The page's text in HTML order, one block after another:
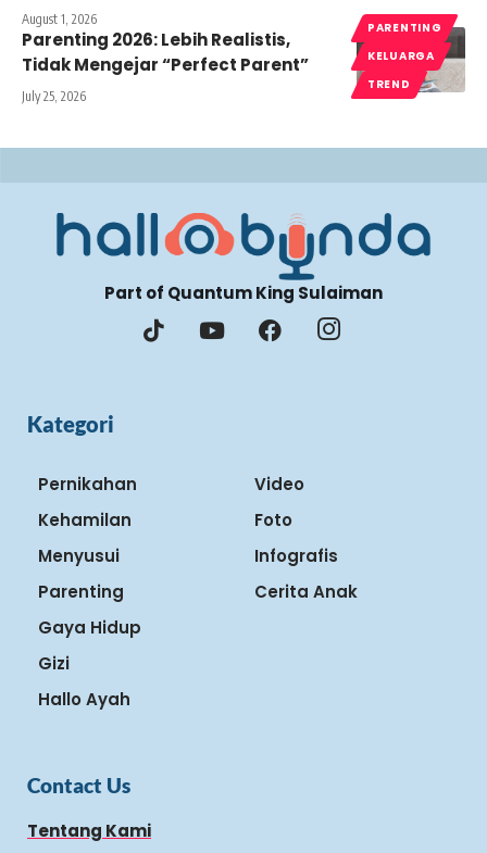
August 1, 2026
PARENTING
KELUARGA
TREND
Parenting 2026: Lebih Realistis,
Tidak Mengejar “Perfect Parent”
July 25, 2026
Part of Quantum King Sulaiman
Kategori
Pernikahan
Kehamilan
Menyusui
Parenting
Gaya Hidup
Gizi
Hallo Ayah
Video
Foto
Infografis
Cerita Anak
Contact Us
Tentang Kami